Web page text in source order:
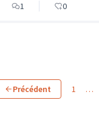
1 0
Précédent 1 …